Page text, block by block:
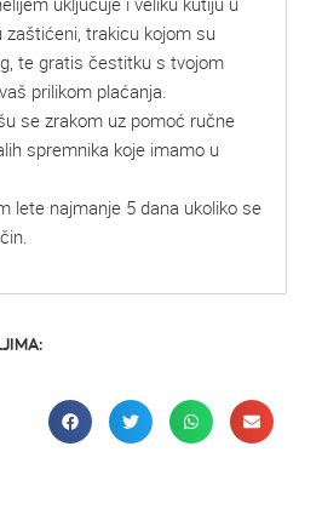
zaštićeni, trakicu kojom su
te gratis čestitku s tvojom
prilikom plaćanja.
se zrakom uz pomoć ručne
spremnika koje imamo u
lete najmanje 5 dana ukoliko se